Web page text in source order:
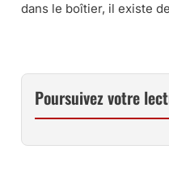
dans le boîtier, il existe
Poursuivez votre